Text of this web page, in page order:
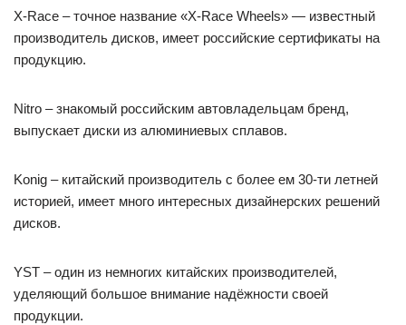
X-Race – точное название «X-Race Wheels» — известный
производитель дисков, имеет российские сертификаты на
продукцию.
Nitro – знакомый российским автовладельцам бренд,
выпускает диски из алюминиевых сплавов.
Konig – китайский производитель с более ем 30-ти летней
историей, имеет много интересных дизайнерских решений
дисков.
YST – один из немногих китайских производителей,
уделяющий большое внимание надёжности своей
продукции.